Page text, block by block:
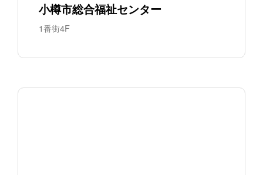
小樽市総合福祉センター
1番街4F